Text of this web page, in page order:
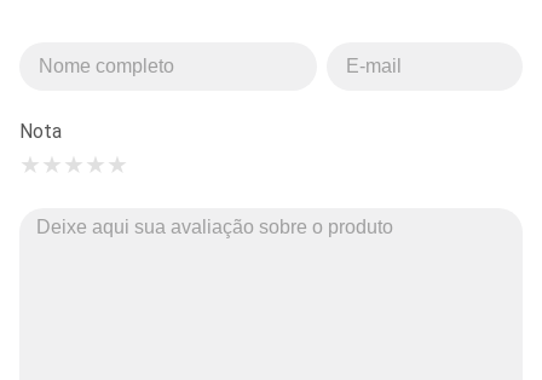
Nota
★
★
★
★
★